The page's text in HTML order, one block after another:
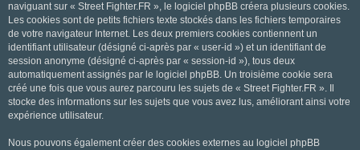
naviguant sur « Street Fighter.FR », le logiciel phpBB créera plusieurs cookies.
Les cookies sont de petits fichiers texte stockés dans les fichiers temporaires
de votre navigateur Internet. Les deux premiers cookies contiennent un
identifiant utilisateur (désigné ci-après par « user-id ») et un identifiant de
session anonyme (désigné ci-après par « session-id »), tous deux
automatiquement assignés par le logiciel phpBB. Un troisième cookie sera
créé une fois que vous aurez parcouru les sujets de « Street Fighter.FR ». Il
stocke des informations sur les sujets que vous avez lus, améliorant ainsi votre
expérience utilisateur.
Nous pouvons également créer des cookies externes au logiciel phpBB